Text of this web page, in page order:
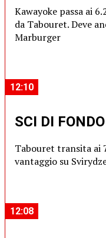
Kawayoke passa ai
da Tabouret. Deve
Marburger
12:10
SCI DI FONDO
Tabouret transita ai
vantaggio su
12:08